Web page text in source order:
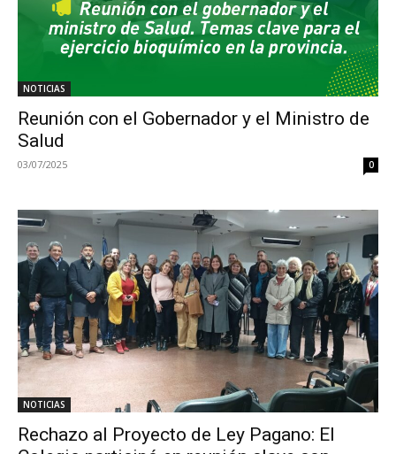
NOTICIAS
Reunión con el Gobernador y el Ministro de
Salud
03/07/2025 0
NOTICIAS
Rechazo al Proyecto de Ley Pagano: El